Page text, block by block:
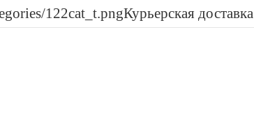
Курьерская доставка